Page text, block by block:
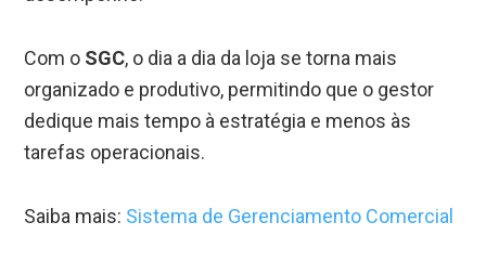
Com o SGC, o dia a dia da loja se torna mais
organizado e produtivo, permitindo que o gestor
dedique mais tempo à estratégia e menos às
tarefas operacionais.
Saiba mais: Sistema de Gerenciamento Comercial